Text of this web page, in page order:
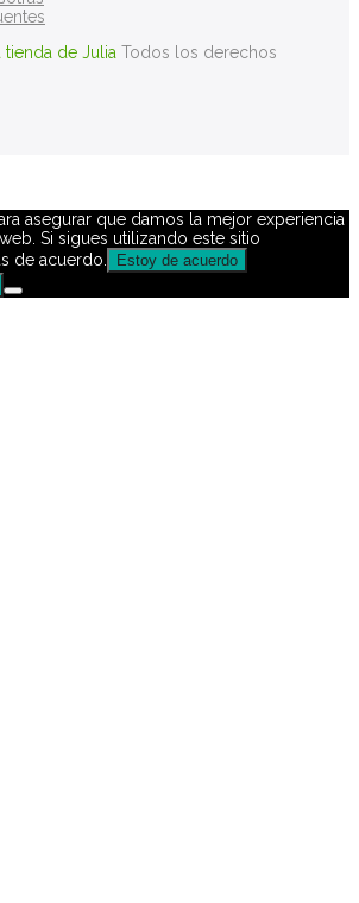
tienda de Julia Todos los derechos
asegurar que damos la mejor experiencia
Si sigues utilizando este sitio
de acuerdo.
Estoy de acuerdo